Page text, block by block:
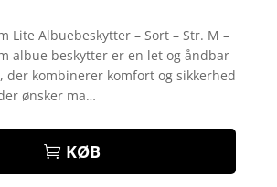
Lite Albuebeskytter – Sort – Str. M –
albue beskytter er en let og åndbar
der kombinerer komfort og sikkerhed
ønsker ma…
KØB